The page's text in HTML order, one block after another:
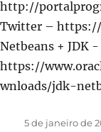
http://
Twitter –
Netbeans + JDK -
https://
wnloads/jdk-
Publicado
5 de janeiro de